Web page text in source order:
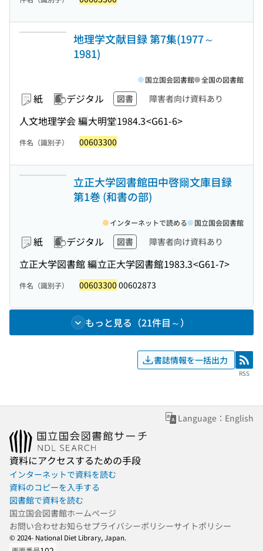
地理学文献目録 第7集(1977～
1981)
紙 デジタル 図書 障害者向け資料あり
人文地理学会 編大明堂1984.3<G61-6>
国立国会図書館 全国の図書館
件名（識別子） 00603300
立正大学図書館田中啓爾文庫目録
第1巻 (和書の部)
紙 デジタル 図書 障害者向け資料あり
立正大学図書館 編立正大学図書館1983.3<G61-7>
インターネットで読める 国立国会図書館
件名（識別子） 00603300 00602873
もっと見る（21件目～）
書誌情報を一括出力 RSS
RSS
Language：English
資料にアクセスするための手段
インターネットで資料を読む
資料のコピーを入手する
図書館で資料を読む
国立国会図書館ホームページ
お問い合わせお知らせプライバシーポリシーサイトポリシー
© 2024- National Diet Library, Japan.